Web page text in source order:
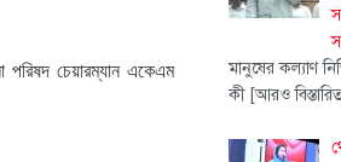
চেয়ারম্যান একেএম
মানুষের কল্যাণ
কী [আরও